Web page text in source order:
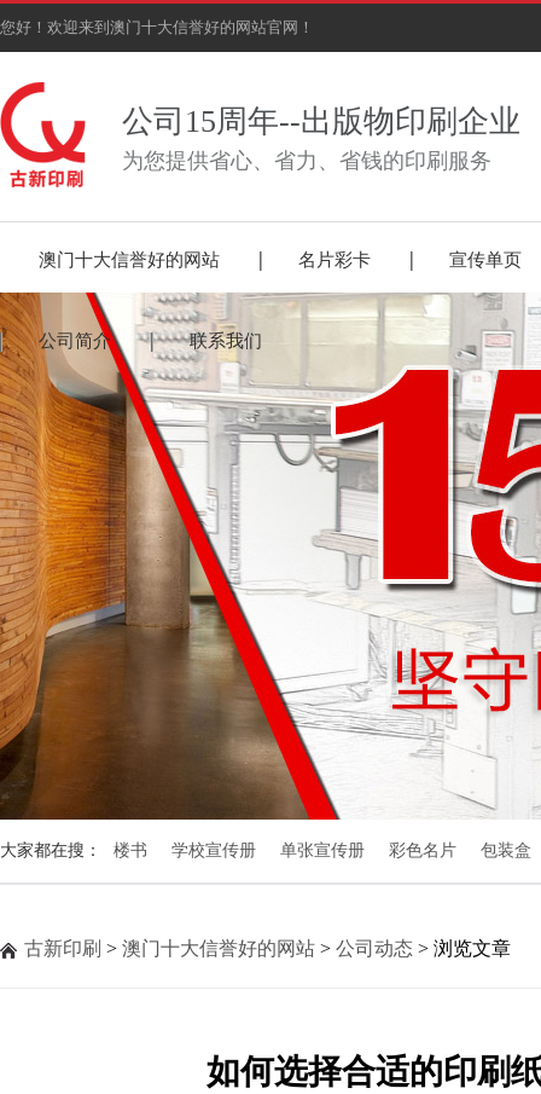
您好！欢迎来到澳门十大信誉好的网站官网！
公司15周年--出版物印刷企业
为您提供省心、省力、省钱的印刷服务
澳门十大信誉好的网站 名片彩卡 宣传单页
公司简介 联系我们
大家都在搜： 楼书 学校宣传册 单张宣传册 彩色名片 包装盒
古新印刷 > 澳门十大信誉好的网站 > 公司动态 > 浏览文章
如何选择合适的印刷